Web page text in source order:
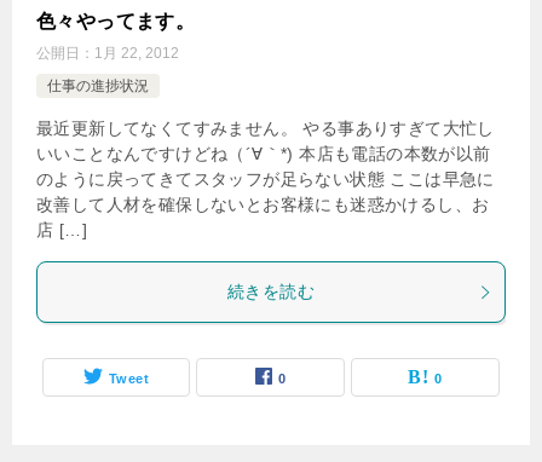
色々やってます。
公開日： 1月 22, 2012
仕事の進捗状況
最近更新してなくてすみません。 やる事ありすぎて大忙し
いいことなんですけどね（´∀｀*) 本店も電話の本数が以前
のように戻ってきてスタッフが足らない状態 ここは早急に
改善して人材を確保しないとお客様にも迷惑かけるし、お
店 […]
続きを読む
Tweet 0 0